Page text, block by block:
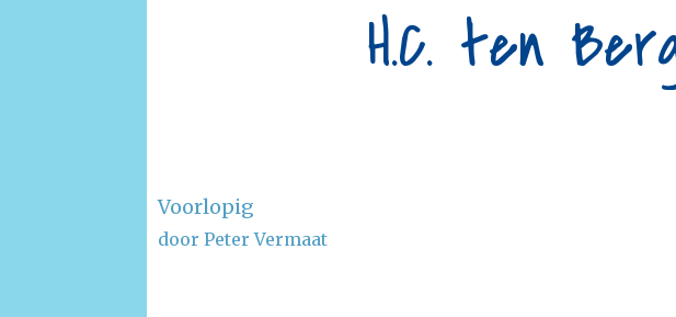
H.C. ten
Voorlopig
door Peter Vermaat